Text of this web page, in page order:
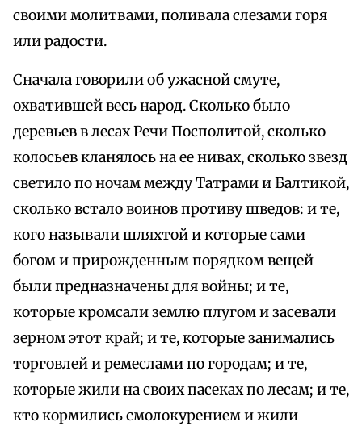
своими молитвами, поливала слезами горя
или радости.
Сначала говорили об ужасной смуте,
охватившей весь народ. Сколько было
деревьев в лесах Речи Посполитой, сколько
колосьев кланялось на ее нивах, сколько звезд
светило по ночам между Татрами и Балтикой,
сколько встало воинов противу шведов: и те,
кого называли шляхтой и которые сами
богом и прирожденным порядком вещей
были предназначены для войны; и те,
которые кромсали землю плугом и засевали
зерном этот край; и те, которые занимались
торговлей и ремеслами по городам; и те,
которые жили на своих пасеках по лесам; и те,
кто кормились смолокурением и жили